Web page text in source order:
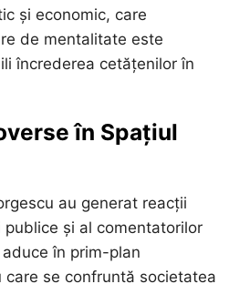
și economic, care
de mentalitate este
încrederea cetățenilor în
în Spațiul
au generat reacții
și al comentatorilor
în prim-plan
se confruntă societatea